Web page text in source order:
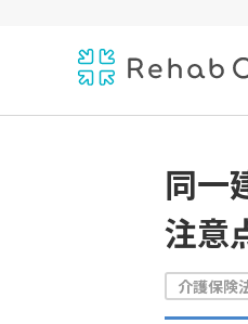
同一
注意
介護保険